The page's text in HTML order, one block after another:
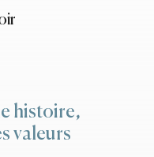
histoire,
valeurs